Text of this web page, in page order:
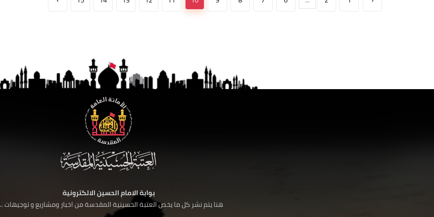
بوابة الامام الحسين الالكترونية
هنا يتم نشر كل ما يخص العتبة الحسينية المقدسة من اخبار ومشاريع و توجيهات